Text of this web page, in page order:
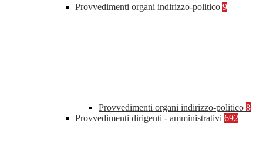
Provvedimenti organi indirizzo-politico 9
Provvedimenti organi indirizzo-politico 8
Provvedimenti dirigenti - amministrativi 692